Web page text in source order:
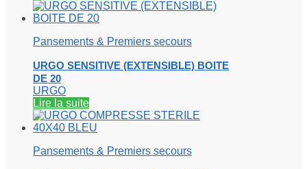
Pansements & Premiers secours
URGO SENSITIVE (EXTENSIBLE) BOITE
DE 20
URGO
Lire la suite
Pansements & Premiers secours